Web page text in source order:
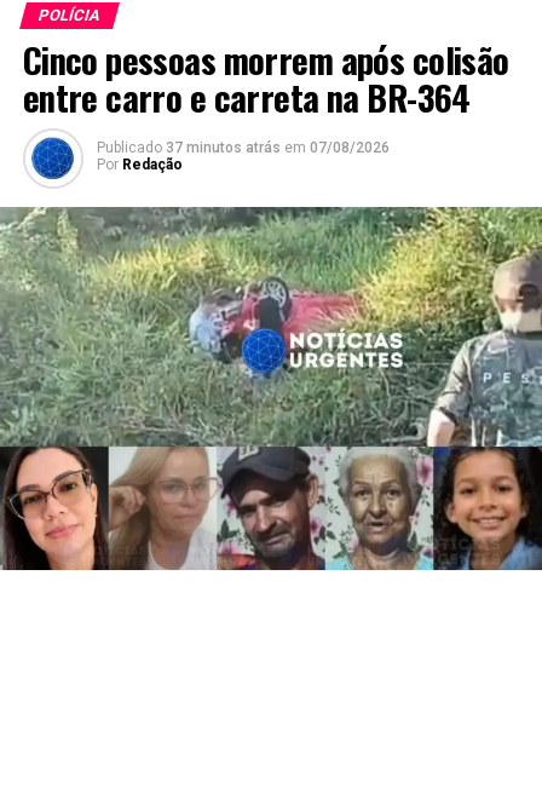
POLÍCIA
Cinco pessoas morrem após colisão
entre carro e carreta na BR-364
Publicado 37 minutos atrás em 07/08/2026
Por Redação